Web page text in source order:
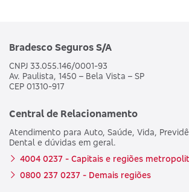
Bradesco Seguros S/A
CNPJ 33.055.146/0001-93
Av. Paulista, 1450 – Bela Vista – SP
CEP 01310-917
Central de Relacionamento
Atendimento para Auto, Saúde, Vida,
Dental e dúvidas em geral.
4004 0237 - Capitais e regiões
0800 237 0237 - Demais regiões